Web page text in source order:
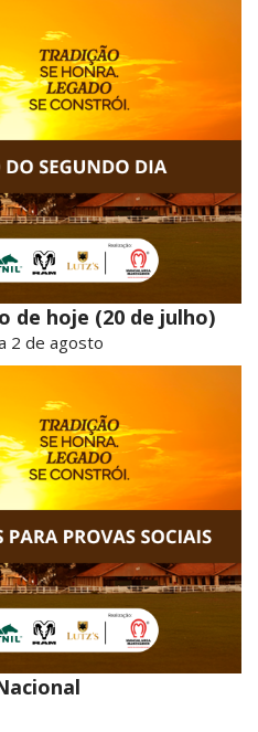
de hoje (20 de julho)
2 de agosto